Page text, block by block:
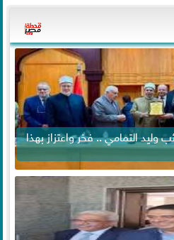
وليد التمامي .. فخر واعتزاز بهذا